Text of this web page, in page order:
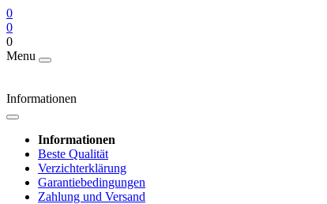
0
0
0
Menu
Informationen
Informationen
Beste Qualität
Verzichterklärung
Garantiebedingungen
Zahlung und Versand